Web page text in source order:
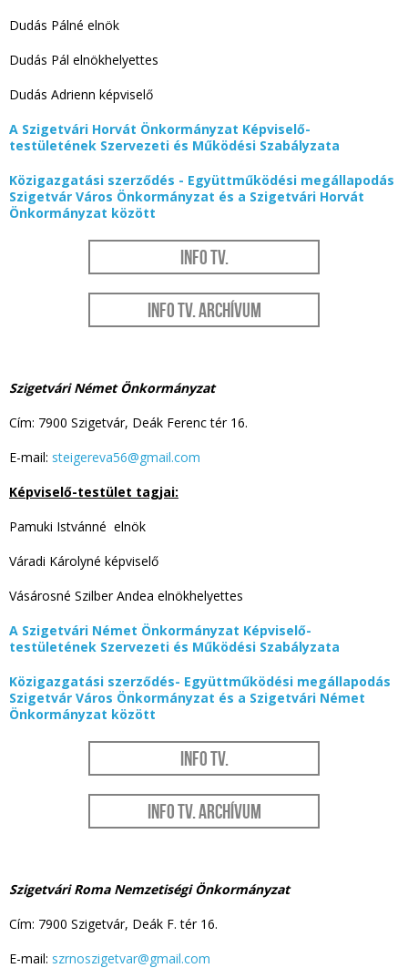
Dudás Pálné elnök
Dudás Pál elnökhelyettes
Dudás Adrienn képviselő
A Szigetvári Horvát Önkormányzat Képviselő-
testületének Szervezeti és Működési Szabályzata
Közigazgatási szerződés - Együttműködési megállapodás
Szigetvár Város Önkormányzat és a Szigetvári Horvát
Önkormányzat között
Info Tv.
Info Tv. Archívum
Szigetvári Német Önkormányzat
Cím: 7900 Szigetvár, Deák Ferenc tér 16.
E-mail: steigereva56@gmail.com
Képviselő-testület tagjai:
Pamuki Istvánné elnök
Váradi Károlyné képviselő
Vásárosné Szilber Andea elnökhelyettes
A Szigetvári Német Önkormányzat Képviselő-
testületének Szervezeti és Működési Szabályzata
Közigazgatási szerződés- Együttműködési megállapodás
Szigetvár Város Önkormányzat és a Szigetvári Német
Önkormányzat között
Info Tv.
Info Tv. Archívum
Szigetvári Roma Nemzetiségi Önkormányzat
Cím: 7900 Szigetvár, Deák F. tér 16.
E-mail: szrnoszigetvar@gmail.com